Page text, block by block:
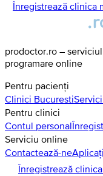
Înregistrează clinica
prodoctor.ro –
programare online
Pentru pacienți
Clinici Bucuresti
Pentru clinici
Contul personal
Serviciu online
Contactează-ne
Înregistrează